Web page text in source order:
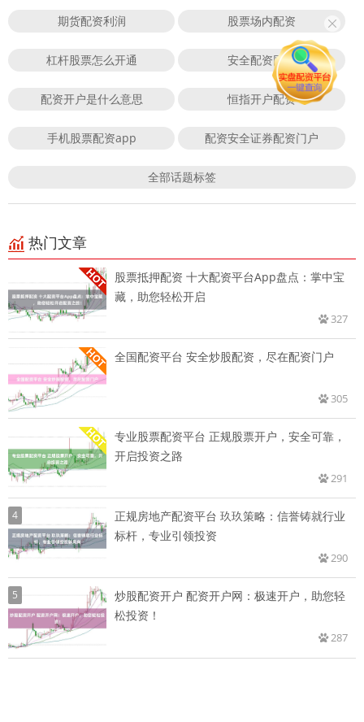
期货配资利润 股票场内配资
杠杆股票怎么开通 安全配资网站
配资开户是什么意思 恒指开户配资
手机股票配资app 配资安全证券配资门户
全部话题标签
热门文章
股票抵押配资 十大配资平台App盘点：掌中宝
藏，助您轻松开启
327
全国配资平台 安全炒股配资，尽在配资门户
305
专业股票配资平台 正规股票开户，安全可靠，
开启投资之路
291
4
正规房地产配资平台 玖玖策略：信誉铸就行业
标杆，专业引领投资
290
5
炒股配资开户 配资开户网：极速开户，助您轻
松投资！
287